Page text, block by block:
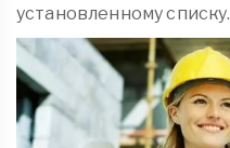
установленному списку.